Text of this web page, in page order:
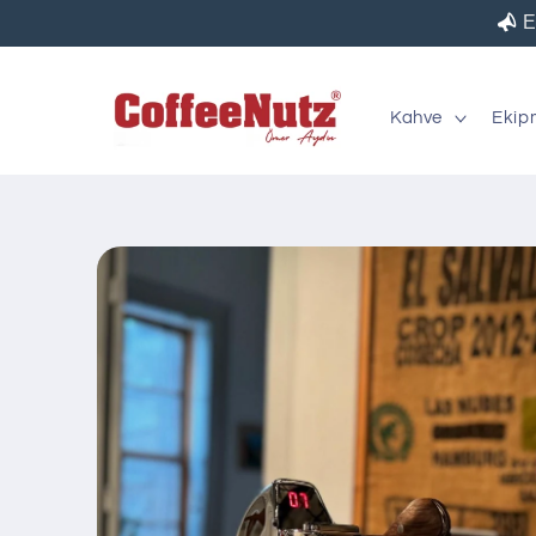
Kahve